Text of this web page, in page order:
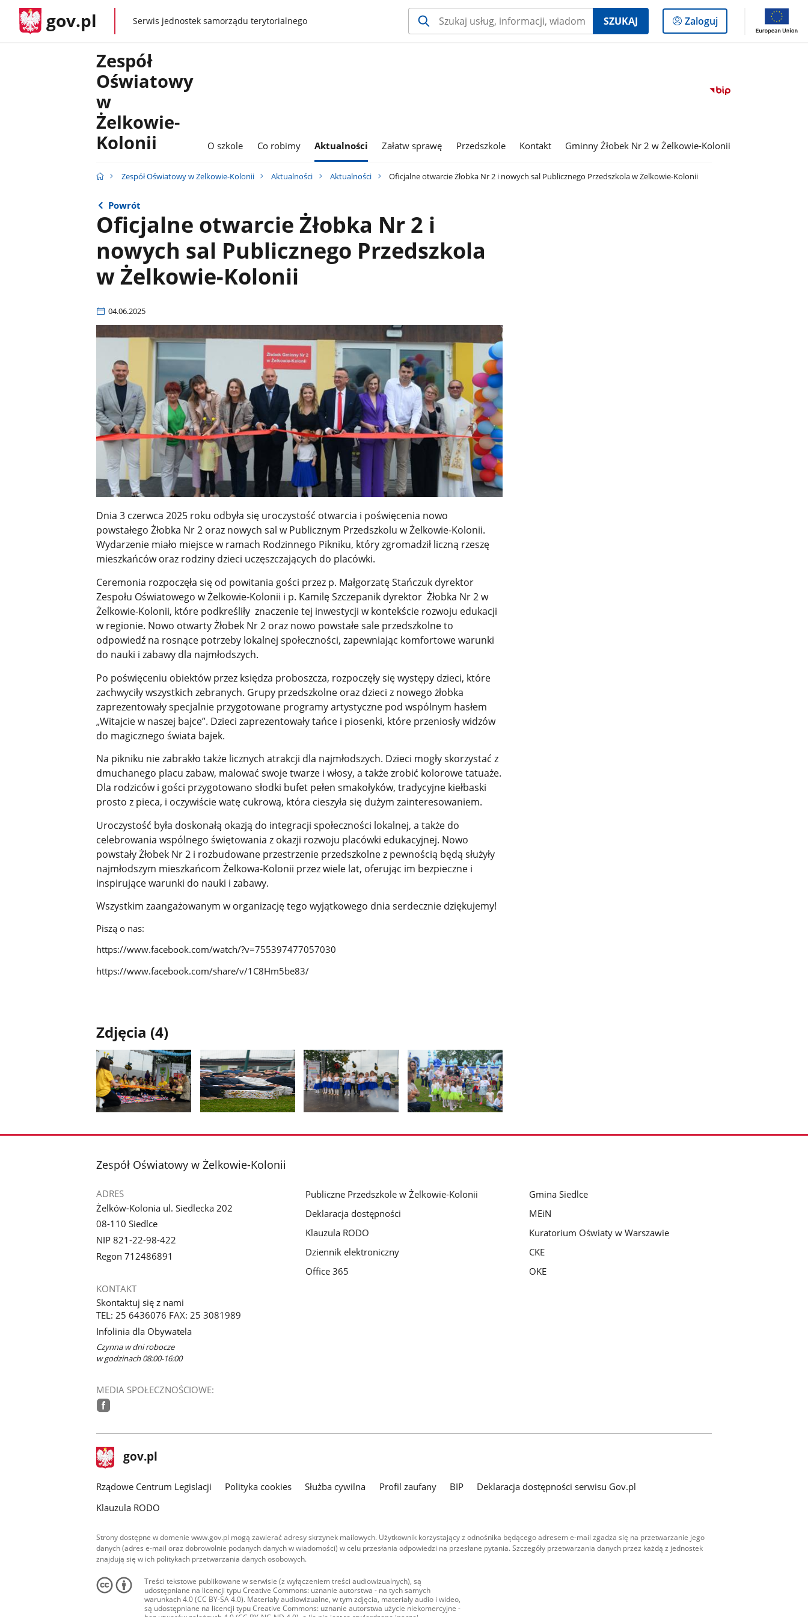
gov.pl gov.plSerwis jednostek samorządu terytorialnego SZUKAJ
Logowanie
do
Zaloguj
Przejdź
Informacji
Zespół
Oświatowy
w
Żelkowie-
Kolonii
O szkole Co robimy Aktualności Załatw sprawę Przedszkole Kontakt Gminny Żłobek Nr 2 w Żelkowie-Kolonii
Zespół Oświatowy w Żelkowie-Kolonii Aktualności Aktualności Oficjalne otwarcie Żłobka Nr 2 i nowych sal Publicznego Przedszkola w Żelkowie-Kolonii
Powrót
Oficjalne otwarcie Żłobka Nr 2 i
nowych sal Publicznego Przedszkola
w Żelkowie-Kolonii
04.06.2025
Dnia 3 czerwca 2025 roku odbyła się uroczystość otwarcia i poświęcenia nowo
powstałego Żłobka Nr 2 oraz nowych sal w Publicznym Przedszkolu w Żelkowie-Kolonii.
Wydarzenie miało miejsce w ramach Rodzinnego Pikniku, który zgromadził liczną rzeszę
mieszkańców oraz rodziny dzieci uczęszczających do placówki.
Ceremonia rozpoczęła się od powitania gości przez p. Małgorzatę Stańczuk dyrektor
Zespołu Oświatowego w Żelkowie-Kolonii i p. Kamilę Szczepanik dyrektor Żłobka Nr 2 w
Żelkowie-Kolonii, które podkreśliły znaczenie tej inwestycji w kontekście rozwoju edukacji
w regionie. Nowo otwarty Żłobek Nr 2 oraz nowo powstałe sale przedszkolne to
odpowiedź na rosnące potrzeby lokalnej społeczności, zapewniając komfortowe warunki
do nauki i zabawy dla najmłodszych.
Po poświęceniu obiektów przez księdza proboszcza, rozpoczęły się występy dzieci, które
zachwyciły wszystkich zebranych. Grupy przedszkolne oraz dzieci z nowego żłobka
zaprezentowały specjalnie przygotowane programy artystyczne pod wspólnym hasłem
„Witajcie w naszej bajce”. Dzieci zaprezentowały tańce i piosenki, które przeniosły widzów
do magicznego świata bajek.
Na pikniku nie zabrakło także licznych atrakcji dla najmłodszych. Dzieci mogły skorzystać z
dmuchanego placu zabaw, malować swoje twarze i włosy, a także zrobić kolorowe tatuaże.
Dla rodziców i gości przygotowano słodki bufet pełen smakołyków, tradycyjne kiełbaski
prosto z pieca, i oczywiście watę cukrową, która cieszyła się dużym zainteresowaniem.
Uroczystość była doskonałą okazją do integracji społeczności lokalnej, a także do
celebrowania wspólnego świętowania z okazji rozwoju placówki edukacyjnej. Nowo
powstały Żłobek Nr 2 i rozbudowane przestrzenie przedszkolne z pewnością będą służyły
najmłodszym mieszkańcom Żelkowa-Kolonii przez wiele lat, oferując im bezpieczne i
inspirujące warunki do nauki i zabawy.
Wszystkim zaangażowanym w organizację tego wyjątkowego dnia serdecznie dziękujemy!
Piszą o nas:
https://www.facebook.com/watch/?v=755397477057030
https://www.facebook.com/share/v/1C8Hm5be83/
Zdjęcia (4)
galerii.
galerii.
stopka
Zespół Oświatowy w Żelkowie-Kolonii
ADRES
Żelków-Kolonia ul. Siedlecka 202
08-110 Siedlce
NIP 821-22-98-422
Regon 712486891
KONTAKT
Skontaktuj się z nami
TEL: 25 6436076 FAX: 25 3081989
Infolinia dla Obywatela
Czynna w dni robocze
w godzinach 08:00-16:00
MEDIA SPOŁECZNOŚCIOWE:
Publiczne Przedszkole w Żelkowie-Kolonii
Deklaracja dostępności
Klauzula RODO
Dziennik elektroniczny
Office 365
Gmina Siedlce
MEiN
Kuratorium Oświaty w Warszawie
CKE
OKE
stopka
gov.pl Strona
gov.pl
Rządowe Centrum Legislacji Polityka cookies Służba cywilna Profil zaufany BIP
Deklaracja dostępności serwisu Gov.pl
Klauzula RODO
Strony dostępne w domenie www.gov.pl mogą zawierać adresy skrzynek mailowych. Użytkownik korzystający z odnośnika będącego adresem e-mail zgadza się na przetwarzanie jego
danych (adres e-mail oraz dobrowolnie podanych danych w wiadomości) w celu przesłania odpowiedzi na przesłane pytania. Szczegóły przetwarzania danych przez każdą z jednostek
znajdują się w ich politykach przetwarzania danych osobowych.
Treści tekstowe publikowane w serwisie (z wyłączeniem treści audiowizualnych), są
udostępniane na licencji typu Creative Commons: uznanie autorstwa - na tych samych
warunkach 4.0 (CC BY-SA 4.0). Materiały audiowizualne, w tym zdjęcia, materiały audio i wideo,
są udostępniane na licencji typu Creative Commons: uznanie autorstwa użycie niekomercyjne -